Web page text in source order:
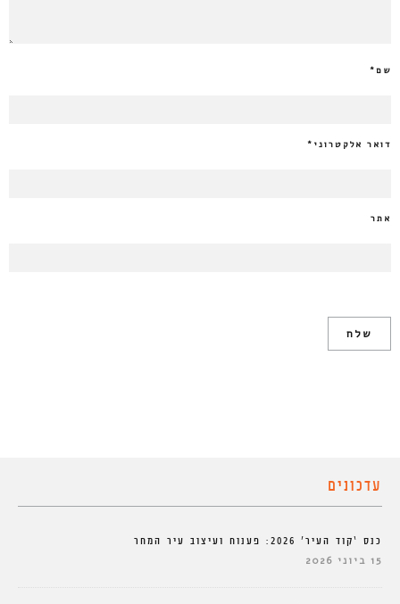
שם*
דואר אלקטרוני *
אתר
עדכונים
כנס ‘קוד העיר’ 2026: פענוח ועיצוב עיר המחר
15 ביוני 2026